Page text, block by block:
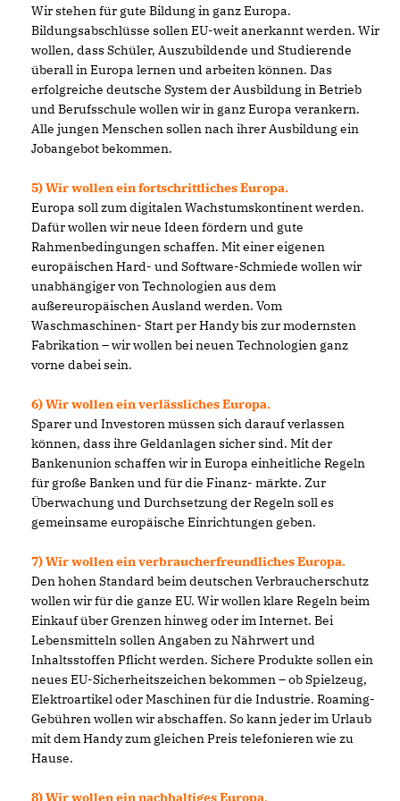
Wir stehen für gute Bildung in ganz Europa.
Bildungsabschlüsse sollen EU-weit anerkannt werden. Wir
wollen, dass Schüler, Auszubildende und Studierende
überall in Europa lernen und arbeiten können. Das
erfolgreiche deutsche System der Ausbildung in Betrieb
und Berufsschule wollen wir in ganz Europa verankern.
Alle jungen Menschen sollen nach ihrer Ausbildung ein
Jobangebot bekommen.
5) Wir wollen ein fortschrittliches Europa.
Europa soll zum digitalen Wachstumskontinent werden.
Dafür wollen wir neue Ideen fördern und gute
Rahmenbedingungen schaffen. Mit einer eigenen
europäischen Hard- und Software-Schmiede wollen wir
unabhängiger von Technologien aus dem
außereuropäischen Ausland werden. Vom
Waschmaschinen- Start per Handy bis zur modernsten
Fabrikation – wir wollen bei neuen Technologien ganz
vorne dabei sein.
6) Wir wollen ein verlässliches Europa.
Sparer und Investoren müssen sich darauf verlassen
können, dass ihre Geldanlagen sicher sind. Mit der
Bankenunion schaffen wir in Europa einheitliche Regeln
für große Banken und für die Finanz- märkte. Zur
Überwachung und Durchsetzung der Regeln soll es
gemeinsame europäische Einrichtungen geben.
7) Wir wollen ein verbraucherfreundliches Europa.
Den hohen Standard beim deutschen Verbraucherschutz
wollen wir für die ganze EU. Wir wollen klare Regeln beim
Einkauf über Grenzen hinweg oder im Internet. Bei
Lebensmitteln sollen Angaben zu Nährwert und
Inhaltsstoffen Pflicht werden. Sichere Produkte sollen ein
neues EU-Sicherheitszeichen bekommen – ob Spielzeug,
Elektroartikel oder Maschinen für die Industrie. Roaming-
Gebühren wollen wir abschaffen. So kann jeder im Urlaub
mit dem Handy zum gleichen Preis telefonieren wie zu
Hause.
8) Wir wollen ein nachhaltiges Europa.